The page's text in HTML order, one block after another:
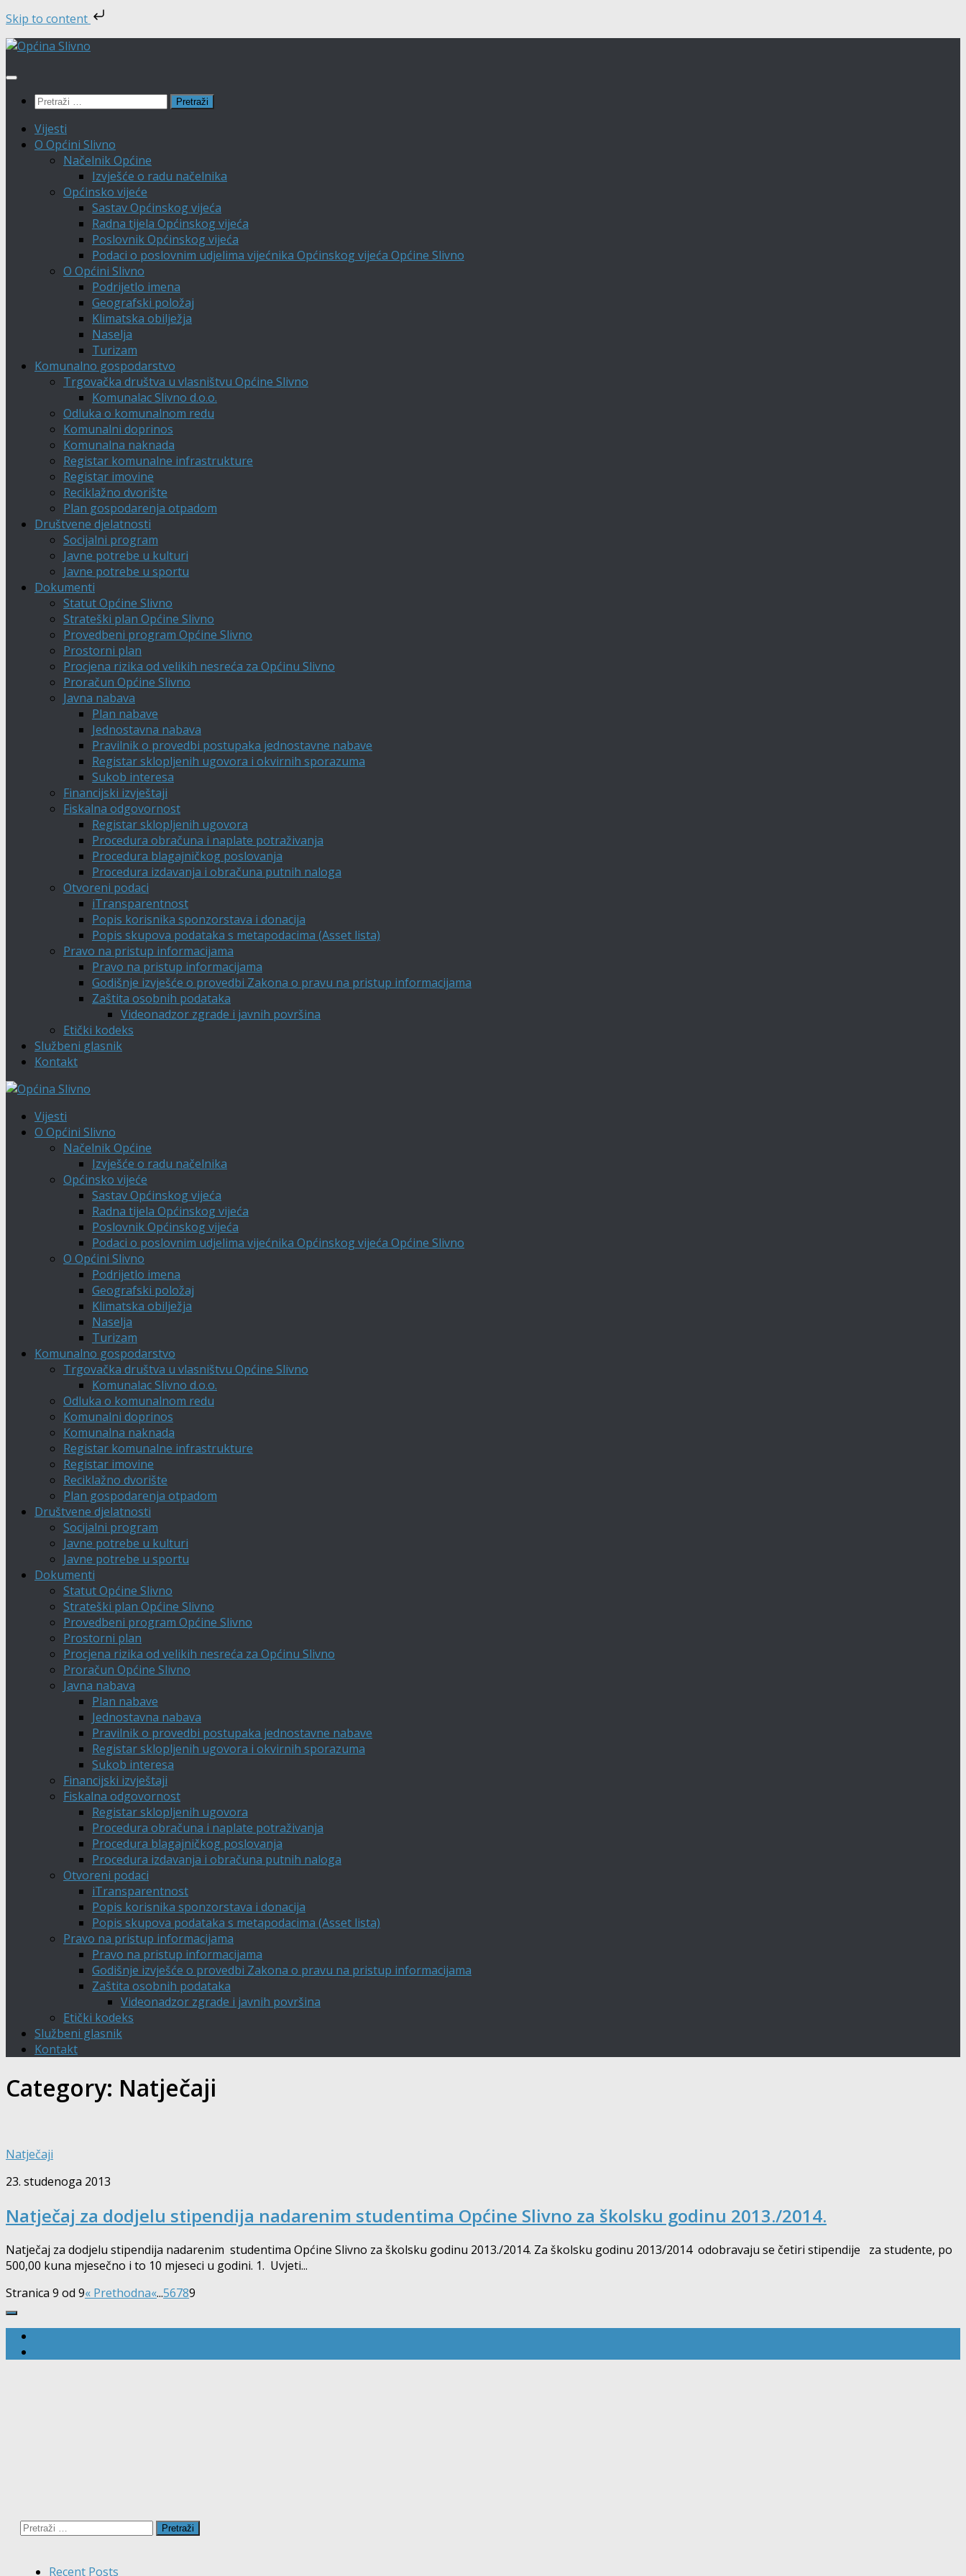
Skip to content
Skip
content
Pretraži:
Vijesti
O Općini Slivno
Načelnik Općine
Izvješće o radu načelnika
Općinsko vijeće
Sastav Općinskog vijeća
Radna tijela Općinskog vijeća
Poslovnik Općinskog vijeća
Podaci o poslovnim udjelima vijećnika Općinskog vijeća Općine Slivno
O Općini Slivno
Podrijetlo imena
Geografski položaj
Klimatska obilježja
Naselja
Turizam
Komunalno gospodarstvo
Trgovačka društva u vlasništvu Općine Slivno
Komunalac Slivno d.o.o.
Odluka o komunalnom redu
Komunalni doprinos
Komunalna naknada
Registar komunalne infrastrukture
Registar imovine
Reciklažno dvorište
Plan gospodarenja otpadom
Društvene djelatnosti
Socijalni program
Javne potrebe u kulturi
Javne potrebe u sportu
Dokumenti
Statut Općine Slivno
Strateški plan Općine Slivno
Provedbeni program Općine Slivno
Prostorni plan
Procjena rizika od velikih nesreća za Općinu Slivno
Proračun Općine Slivno
Javna nabava
Plan nabave
Jednostavna nabava
Pravilnik o provedbi postupaka jednostavne nabave
Registar sklopljenih ugovora i okvirnih sporazuma
Sukob interesa
Financijski izvještaji
Fiskalna odgovornost
Registar sklopljenih ugovora
Procedura obračuna i naplate potraživanja
Procedura blagajničkog poslovanja
Procedura izdavanja i obračuna putnih naloga
Otvoreni podaci
iTransparentnost
Popis korisnika sponzorstava i donacija
Popis skupova podataka s metapodacima (Asset lista)
Pravo na pristup informacijama
Pravo na pristup informacijama
Godišnje izvješće o provedbi Zakona o pravu na pristup informacijama
Zaštita osobnih podataka
Videonadzor zgrade i javnih površina
Etički kodeks
Službeni glasnik
Kontakt
Vijesti
O Općini Slivno
Načelnik Općine
Izvješće o radu načelnika
Općinsko vijeće
Sastav Općinskog vijeća
Radna tijela Općinskog vijeća
Poslovnik Općinskog vijeća
Podaci o poslovnim udjelima vijećnika Općinskog vijeća Općine Slivno
O Općini Slivno
Podrijetlo imena
Geografski položaj
Klimatska obilježja
Naselja
Turizam
Komunalno gospodarstvo
Trgovačka društva u vlasništvu Općine Slivno
Komunalac Slivno d.o.o.
Odluka o komunalnom redu
Komunalni doprinos
Komunalna naknada
Registar komunalne infrastrukture
Registar imovine
Reciklažno dvorište
Plan gospodarenja otpadom
Društvene djelatnosti
Socijalni program
Javne potrebe u kulturi
Javne potrebe u sportu
Dokumenti
Statut Općine Slivno
Strateški plan Općine Slivno
Provedbeni program Općine Slivno
Prostorni plan
Procjena rizika od velikih nesreća za Općinu Slivno
Proračun Općine Slivno
Javna nabava
Plan nabave
Jednostavna nabava
Pravilnik o provedbi postupaka jednostavne nabave
Registar sklopljenih ugovora i okvirnih sporazuma
Sukob interesa
Financijski izvještaji
Fiskalna odgovornost
Registar sklopljenih ugovora
Procedura obračuna i naplate potraživanja
Procedura blagajničkog poslovanja
Procedura izdavanja i obračuna putnih naloga
Otvoreni podaci
iTransparentnost
Popis korisnika sponzorstava i donacija
Popis skupova podataka s metapodacima (Asset lista)
Pravo na pristup informacijama
Pravo na pristup informacijama
Godišnje izvješće o provedbi Zakona o pravu na pristup informacijama
Zaštita osobnih podataka
Videonadzor zgrade i javnih površina
Etički kodeks
Službeni glasnik
Kontakt
Category: Natječaji
Natječaji
23. studenoga 2013
Natječaj za dodjelu stipendija nadarenim studentima Općine Slivno za školsku godinu 2013./2014.
Natječaj za dodjelu stipendija nadarenim studentima Općine Slivno za školsku godinu 2013./2014. Za školsku godinu 2013/2014 odobravaju se četiri stipendije za studente, po
500,00 kuna mjesečno i to 10 mjeseci u godini. 1. Uvjeti...
Stranica 9 od 9« Prethodna«...56789
Pretraži:
Recent Posts